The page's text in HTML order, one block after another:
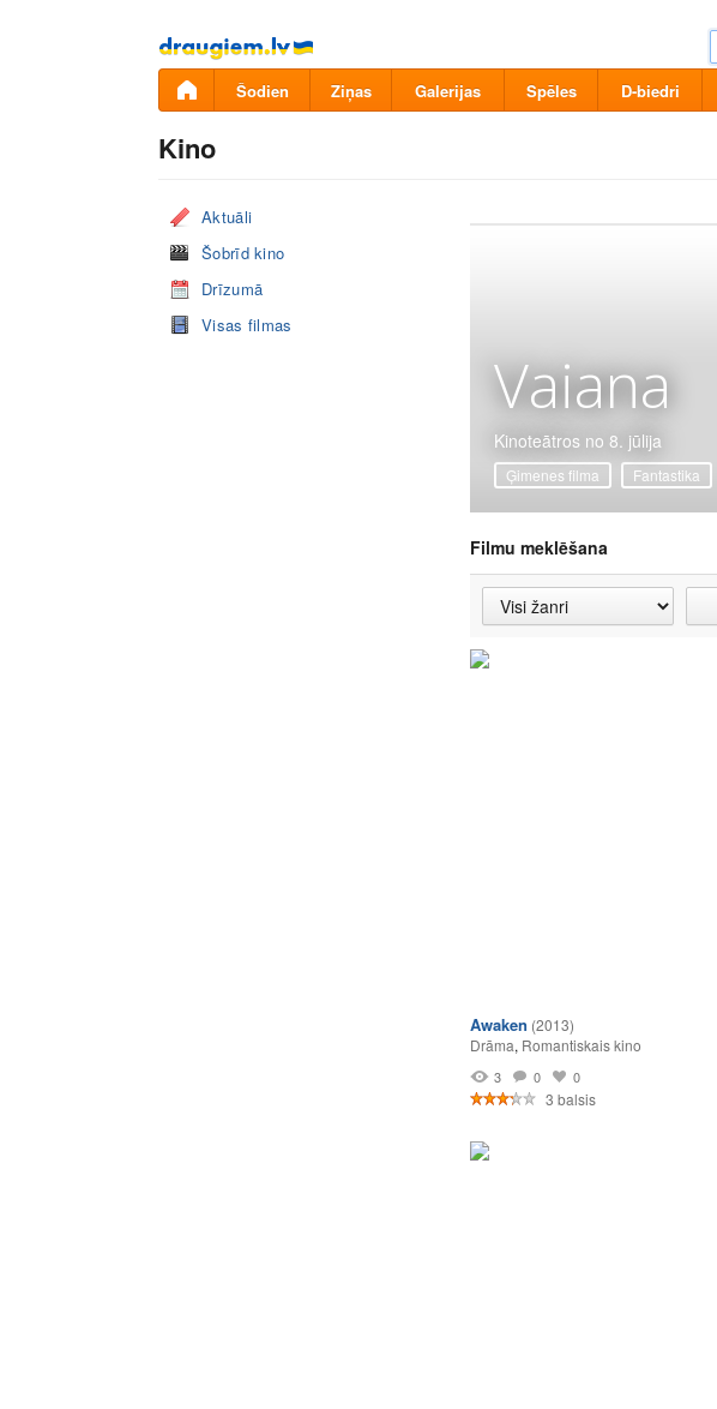
Pāriet
uz
saturu
Šodien Ziņas Galerijas Spēles D-biedri
Kino
Aktuāli
Šobrīd kino
Drīzumā
Visas filmas
Vaiana
Kinoteātros no 8. jūlija
Ģimenes filma Fantastika
Filmu meklēšana
Awaken (2013)
Drāma, Romantiskais kino
3 0 0
3 balsis